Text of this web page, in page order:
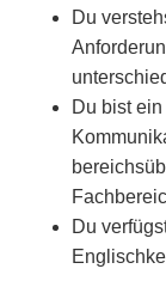
Du
Du bist
Du